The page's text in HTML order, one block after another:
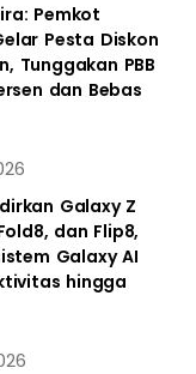
Pemkot
Pesta Diskon
Tunggakan PBB
dan Bebas
Galaxy Z
dan Flip8,
Galaxy AI
hingga